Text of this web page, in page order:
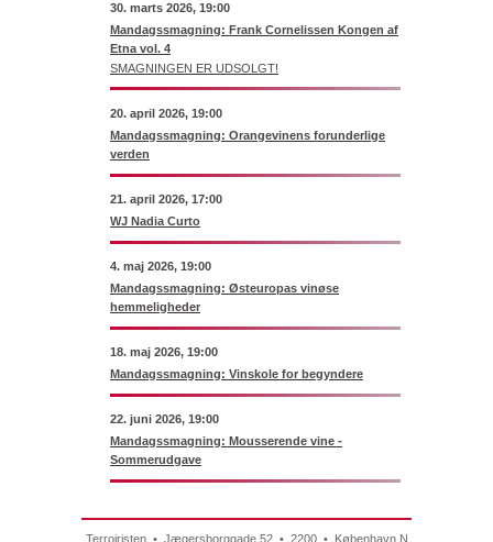
30. marts 2026, 19:00
Mandagssmagning: Frank Cornelissen Kongen af
Etna vol. 4
SMAGNINGEN ER UDSOLGT!
20. april 2026, 19:00
Mandagssmagning: Orangevinens forunderlige
verden
21. april 2026, 17:00
WJ Nadia Curto
4. maj 2026, 19:00
Mandagssmagning: Østeuropas vinøse
hemmeligheder
18. maj 2026, 19:00
Mandagssmagning: Vinskole for begyndere
22. juni 2026, 19:00
Mandagssmagning: Mousserende vine -
Sommerudgave
Terroiristen • Jægersborggade 52 • 2200 • København N